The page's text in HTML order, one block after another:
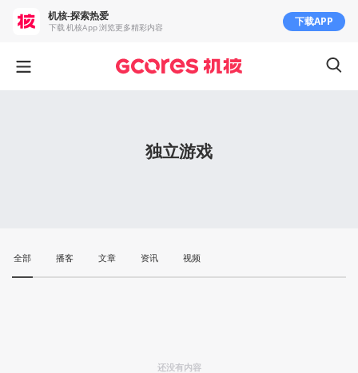
独立游戏
全部 播客 文章 资讯 视频
还没有内容
机核-探索热爱
下载 机核App 浏览更多精彩内容 下载APP